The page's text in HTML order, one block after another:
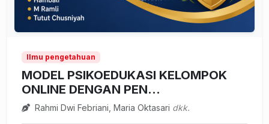
Ilmu pengetahuan
MODEL PSIKOEDUKASI KELOMPOK
ONLINE DENGAN PEN...
Rahmi Dwi Febriani, Maria Oktasari dkk.